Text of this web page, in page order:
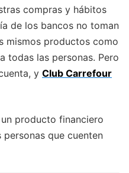
compras y hábitos
de los bancos no toman
mismos productos como
todas las personas. Pero
y Club Carrefour
producto financiero
que cuenten